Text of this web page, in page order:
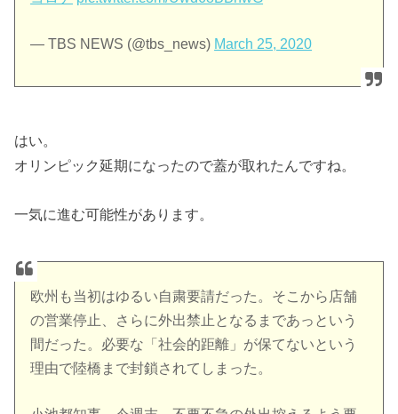
— TBS NEWS (@tbs_news) March 25, 2020
はい。
オリンピック延期になったので蓋が取れたんですね。
一気に進む可能性があります。
欧州も当初はゆるい自粛要請だった。そこから店舗
の営業停止、さらに外出禁止となるまであっという
間だった。必要な「社会的距離」が保てないという
理由で陸橋まで封鎖されてしまった。